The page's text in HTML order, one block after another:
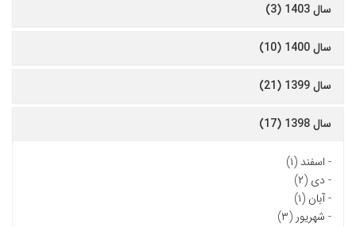
سال 1403 (3)
سال 1400 (10)
سال 1399 (21)
سال 1398 (17)
- اسفند (۱)
- دی (۲)
-آبان (۱)
- شهریور (۳)